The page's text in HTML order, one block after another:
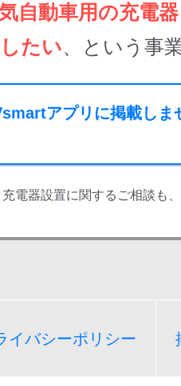
自動車用の充電
たい、という事
アプリに掲載しま
電器設置に関するご相談も
イバシーポリシー